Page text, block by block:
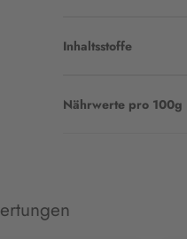
Inhaltsstoffe
Nährwerte pro 100g